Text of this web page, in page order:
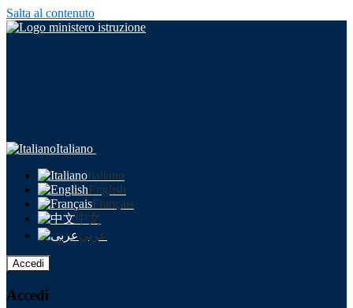
Salta al contenuto
Italiano
Italiano
English
Français
中文
عربى
Accedi
Accedi